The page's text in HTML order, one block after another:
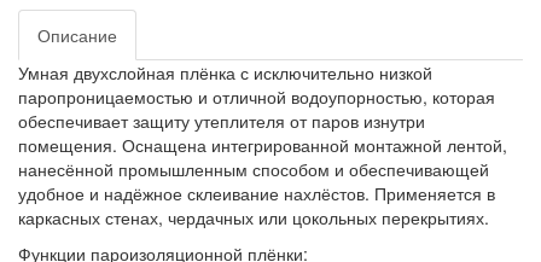
Описание
Умная двухслойная плёнка с исключительно низкой
паропроницаемостью и отличной водоупорностью, которая
обеспечивает защиту утеплителя от паров изнутри
помещения. Оснащена интегрированной монтажной лентой,
нанесённой промышленным способом и обеспечивающей
удобное и надёжное склеивание нахлёстов. Применяется в
каркасных стенах, чердачных или цокольных перекрытиях.
Функции пароизоляционной плёнки: